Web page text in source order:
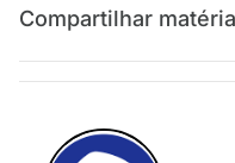
Compartilhar matéria